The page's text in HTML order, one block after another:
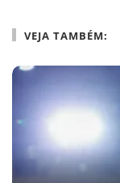
VEJA TAMBÉM: